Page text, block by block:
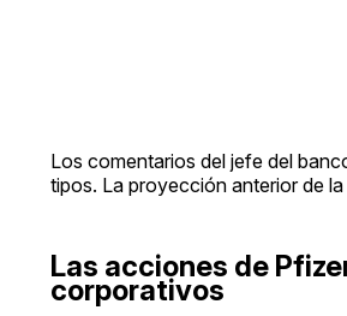
Los comentarios del jefe del
tipos. La proyección anterior de
Las acciones de
corporativos